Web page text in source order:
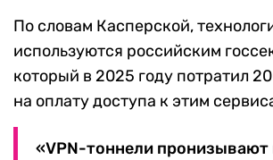
По словам Касперской,
используются российским
который в 2025 году потратил
на оплату доступа к этим
«VPN-тоннели пронизывают